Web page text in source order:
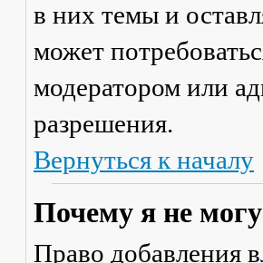
в них темы и
может
модератором или
разрешения.
Вернуться к началу
Почему я не
Право добавления